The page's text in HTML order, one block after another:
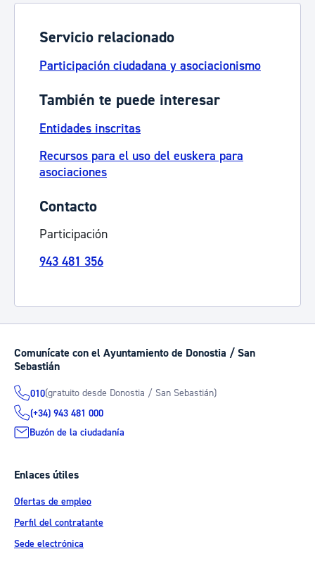
Servicio relacionado
Participación ciudadana y asociacionismo
También te puede interesar
Entidades inscritas
Recursos para el uso del euskera para
asociaciones
Contacto
Participación
943 481 356
Comunícate con el Ayuntamiento de Donostia / San
Sebastián
010(gratuito desde Donostia / San Sebastián)
(+34) 943 481 000
Buzón de la ciudadanía
Enlaces útiles
Ofertas de empleo
Perfil del contratante
Sede electrónica